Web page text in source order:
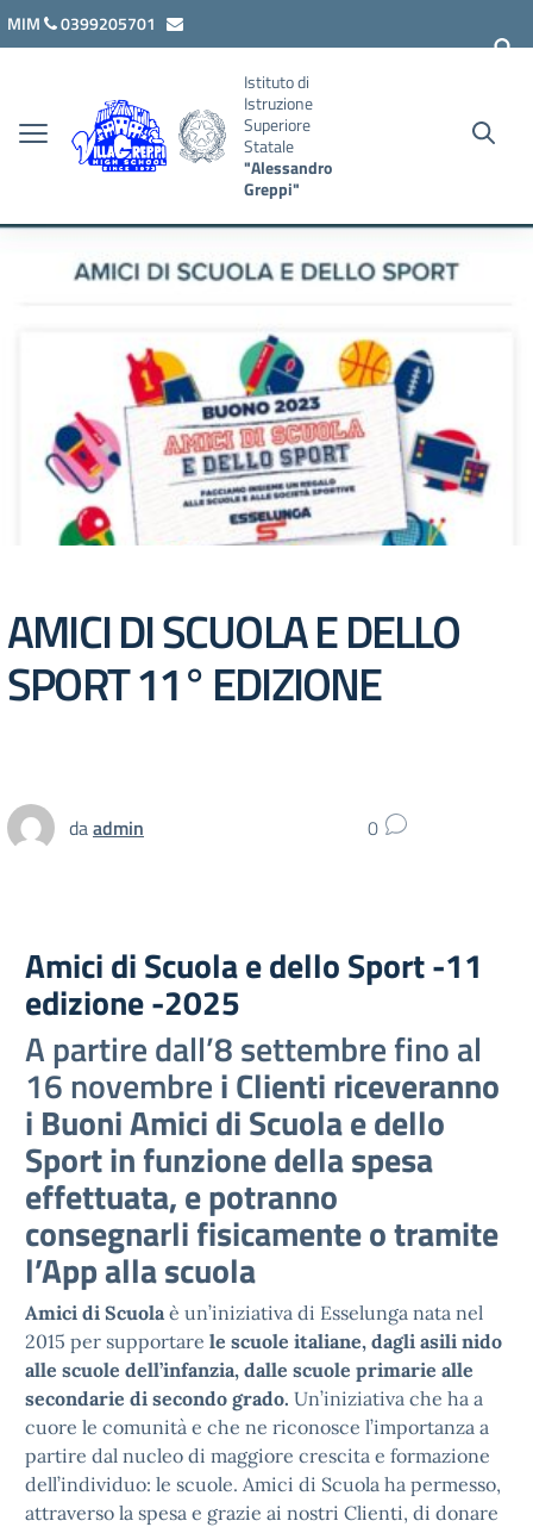
Vai ai contenuti
Vai al menu di navigazione
Vai al footer
MIM
0399205701
Istituto di
Istruzione
Superiore
Statale
"Alessandro
Greppi"
AMICI DI SCUOLA E DELLO
SPORT 11° EDIZIONE
daadmin 0
Amici di Scuola e dello Sport -11
edizione -2025
A partire dall’8 settembre fino al
16 novembrei Clienti riceveranno
i Buoni Amici di Scuola e dello
Sport in funzione della spesa
effettuata, e potranno
consegnarli fisicamente o tramite
l’App alla scuola
Amici di Scuolaè un’iniziativa di Esselunga nata nel
2015 per supportare le scuole italiane, dagli asili nido
alle scuole dell’infanzia, dalle scuole primarie alle
secondarie di secondo grado. Un’iniziativa che ha a
cuore le comunità e che ne riconosce l’importanza a
partire dal nucleo di maggiore crescita e formazione
dell’individuo: le scuole. Amici di Scuola ha permesso,
attraverso la spesa e grazie ai nostri Clienti, di donare